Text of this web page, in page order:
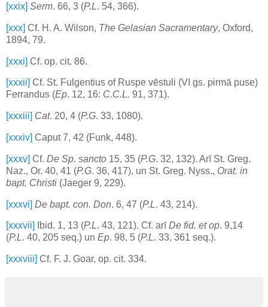
[xxix] Serm. 66, 3 (P.L. 54, 366).
[xxx] Cf. H. A. Wilson, The Gelasian Sacramentary, Oxford,
1894, 79.
[xxxi] Cf. op. cit. 86.
[xxxii] Cf. St. Fulgentius of Ruspe vēstuli (VI gs. pirmā puse)
Ferrandus (Ep. 12, 16: C.C.L. 91, 371).
[xxxiii] Cat. 20, 4 (P.G. 33, 1080).
[xxxiv] Caput 7, 42 (Funk, 448).
[xxxv] Cf. De Sp. sancto 15, 35 (P.G. 32, 132). Arī St. Greg.
Naz., Or. 40, 41 (P.G. 36, 417), un St. Greg. Nyss., Orat. in
bapt. Christi (Jaeger 9, 229).
[xxxvi] De bapt. con. Don. 6, 47 (P.L. 43, 214).
[xxxvii] Ibid. 1, 13 (P.L. 43, 121). Cf. arīDe fid. et op. 9,14
(P.L. 40, 205 seq.) un Ep. 98, 5 (P.L. 33, 361 seq.).
[xxxviii] Cf. F. J. Goar, op. cit. 334.